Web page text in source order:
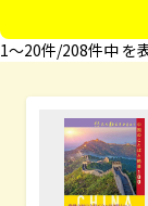
1〜20件/208件中 を